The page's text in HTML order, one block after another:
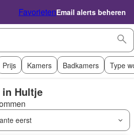
FavorietenEmail alerts beheren
Prijs Kamers Badkamers Type
in Hultje
eerst